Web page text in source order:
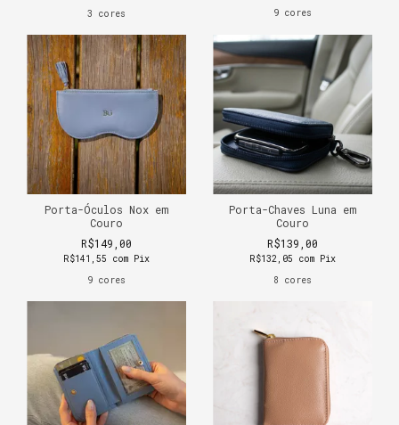
3 cores
9 cores
Porta-Óculos Nox em
Couro
R$149,00
R$141,55 com
Pix
9 cores
Porta-Chaves Luna em
Couro
R$139,00
R$132,05 com
Pix
8 cores